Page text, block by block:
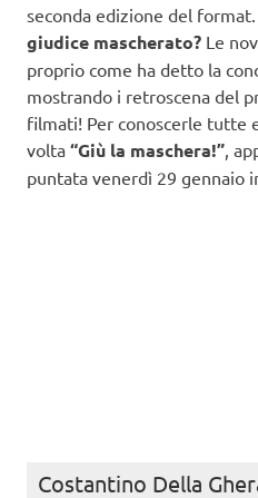
seconda edizione del
giudice mascherato? Le
proprio come ha detto la
mostrando i retroscena del
filmati! Per conoscerle tutte
volta “Giù la maschera!” ,
puntata venerdì 29 gennaio
Costantino Della